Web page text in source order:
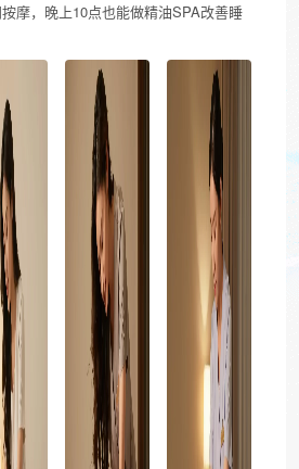
摩，晚上10点也能做精油SPA改善睡